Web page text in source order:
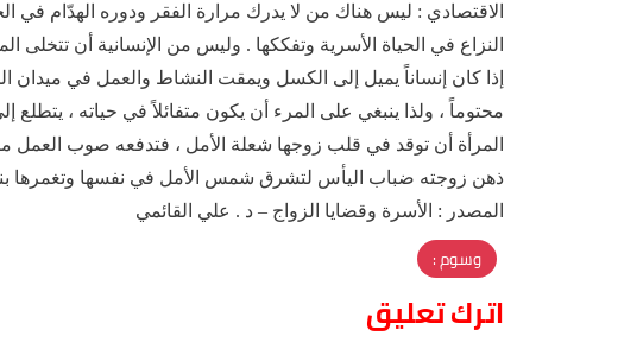
الاقتصادي : ليس هناك من لا يدرك مرارة الفقر ودوره الهدّام في
النزاع في الحياة الأسرية وتفككها . وليس من الإنسانية أن
إذا كان إنساناً يميل إلى الكسل ويمقت النشاط والعمل في ميدان
محتوماً ، ولذا ينبغي على المرء أن يكون متفائلاً في حياته ،
المرأة أن توقد في قلب زوجها شعلة الأمل ، فتدفعه صوب
ذهن زوجته ضباب اليأس لتشرق شمس الأمل في نفسها وتغمرها
المصدر : الأسرة وقضايا الزواج – د . علي القائمي
وسوم :
اترك تعليق